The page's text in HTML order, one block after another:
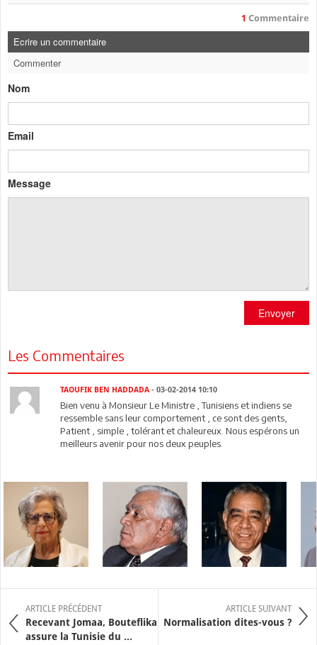
1 Commentaire
Ecrire un commentaire
Commenter
Nom
Email
Message
Envoyer
Les Commentaires
TAOUFIK BEN HADDADA - 03-02-2014 10:10
Bien venu à Monsieur Le Ministre , Tunisiens et indiens se
ressemble sans leur comportement , ce sont des gents,
Patient , simple , tolérant et chaleureux. Nous espérons un
meilleurs avenir pour nos deux peuples.
ARTICLE PRÉCÉDENT
Recevant Jomaa, Bouteflika
assure la Tunisie du ...
ARTICLE SUIVANT
Normalisation dites-vous ?